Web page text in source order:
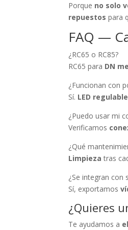
Porque no solo
repuestos para
FAQ —
¿RC65 o RC85?
RC65 para DN
¿Funcionan con
Sí. LED regulable
¿Puedo usar mi
Verificamos
¿Qué
Limpieza tras
¿Se integran con
Sí, exportamos
¿Quieres
Te ayudamos a